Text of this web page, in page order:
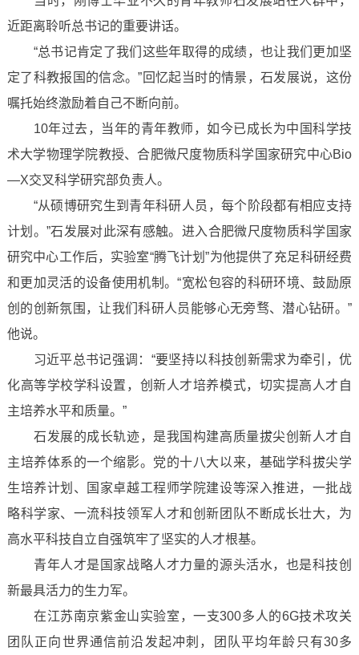
近距离聆听总书记的重要讲话。
“总书记肯定了我们这些年取得的成绩，也让我们更加坚
定了科教报国的信念。”回忆起当时的情景，石发展说，这份
嘱托始终激励着自己不断向前。
10年过去，当年的青年教师，如今已成长为中国科学技
术大学物理学院教授、合肥微尺度物质科学国家研究中心Bio
—X交叉科学研究部负责人。
“从硕博研究生到青年科研人员，每个阶段都有相应支持
计划。”石发展对此深有感触。进入合肥微尺度物质科学国家
研究中心工作后，实验室“腾飞计划”为他提供了充足科研经费
和更加灵活的设备使用机制。“宽松包容的科研环境、鼓励原
创的创新氛围，让我们科研人员能够心无旁骛、潜心钻研。”
他说。
习近平总书记强调：“要坚持以科技创新需求为牵引，优
化高等学校学科设置，创新人才培养模式，切实提高人才自
主培养水平和质量。”
石发展的成长轨迹，是我国构建高质量拔尖创新人才自
主培养体系的一个缩影。党的十八大以来，基础学科拔尖学
生培养计划、国家卓越工程师学院建设等深入推进，一批战
略科学家、一流科技领军人才和创新团队不断成长壮大，为
高水平科技自立自强筑牢了坚实的人才根基。
青年人才是国家战略人才力量的源头活水，也是科技创
新最具活力的生力军。
在江苏南京紫金山实验室，一支300多人的6G技术攻关
团队正向世界通信前沿发起冲刺，团队平均年龄只有30多